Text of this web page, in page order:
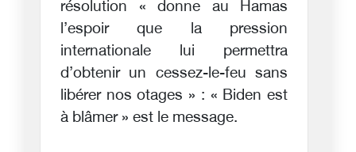
résolution « donne au Hamas
l’espoir que la pression
internationale lui permettra
d’obtenir un cessez-le-feu sans
libérer nos otages » : « Biden est
à blâmer » est le message.